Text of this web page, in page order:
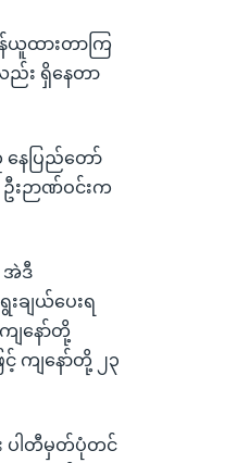
ယူထားတာကြ
း ရှိနေတာ
နေပြည်တော်
းဉာဏ်ဝင်းက
အဲဒီ
ချယ်ပေးရ
ျနော်တို့
ကျနော်တို့ ၂၃
ပါတီမှတ်ပုံတင်